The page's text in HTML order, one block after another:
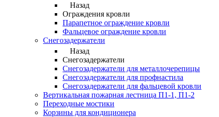
Назад
Ограждения кровли
Парапетное ограждение кровли
Фальцевое ограждение кровли
Снегозадержатели
Назад
Снегозадержатели
Снегозадержатели для металлочерепицы
Снегозадержатели для профнастила
Снегозадержатели для фальцевой кровли
Вертикальная пожарная лестница П1-1, П1-2
Переходные мостики
Корзины для кондиционера